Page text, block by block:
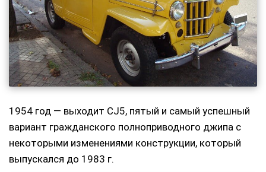
1954 год — выходит CJ5, пятый и самый успешный
вариант гражданского полноприводного джипа с
некоторыми изменениями конструкции, который
выпускался до 1983 г.